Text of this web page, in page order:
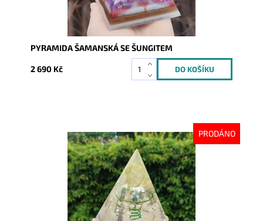
PYRAMIDA ŠAMANSKÁ SE ŠUNGITEM
2 690 Kč
PRODÁNO
Dostupnost:
Vyprodáno
8674